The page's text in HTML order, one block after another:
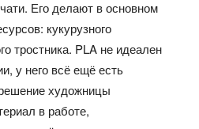
Его делают в основном
кукурузного
тростника. PLA не идеален
у него всё ещё есть
художницы
в работе,